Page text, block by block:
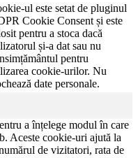
ul este setat de pluginul
Cookie Consent și este
pentru a stoca dacă
și-a dat sau nu
pentru
cookie-urilor. Nu
date personale.
a înțelege modul în care
Aceste cookie-uri ajută la
de vizitatori, rata de